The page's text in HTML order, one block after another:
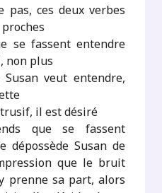
pas, ces deux verbes
se fassent entendre
non plus
veut entendre,
il est désiré
que se fassent
dépossède Susan de
que le bruit
prenne sa part, alors